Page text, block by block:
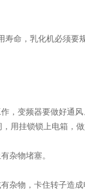
命，乳化机必须要
变频器要做好通风
用挂锁锁上电箱，做
杂物堵塞。
物，卡住转子造成